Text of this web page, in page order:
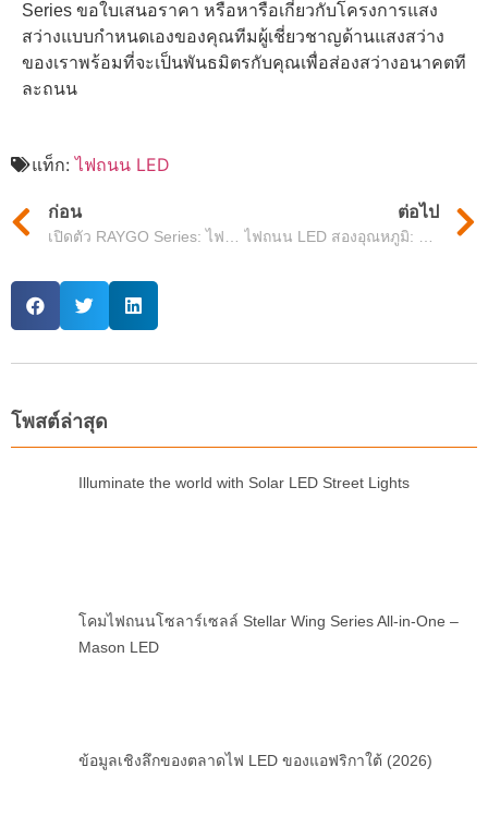
Series ขอใบเสนอราคา หรือหารือเกี่ยวกับโครงการแสง
สว่างแบบกําหนดเองของคุณทีมผู้เชี่ยวชาญด้านแสงสว่าง
ของเราพร้อมที่จะเป็นพันธมิตรกับคุณเพื่อส่องสว่างอนาคตที
ละถนน
แท็ก: ไฟถนน LED
ก่อน ต่อไป
โพสต์ล่าสุด
Illuminate the world with Solar LED Street Lights
โคมไฟถนนโซลาร์เซลล์ Stellar Wing Series All-in-One –
Mason LED
ข้อมูลเชิงลึกของตลาดไฟ LED ของแอฟริกาใต้ (2026)